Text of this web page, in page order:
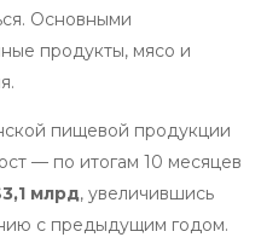
Основными
продукты, мясо и
пищевой продукции
— по итогам 10 месяцев
млрд, увеличившись
с предыдущим годом.